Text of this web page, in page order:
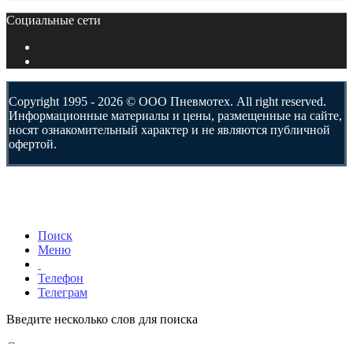
Социальные сети
Copyright 1995 - 2026 © ООО Пневмотех. All right reserved.
Информационные материалы и цены, размещенные на сайте,
носят ознакомительный характер и не являются публичной
офертой.
Поиск
Меню
Телефон
Телеграм
Введите несколько слов для поиска